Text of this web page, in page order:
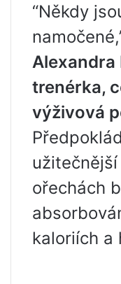
“Někdy
trenérka,
výživová
ořechách
kaloriích a